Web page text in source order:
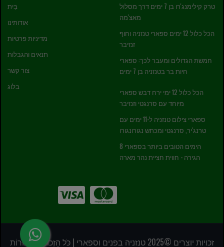
בַּיִת
אודותינו
מדיניות פרטיות
תנאים והגבלות
צור קשר
בלוג
טרק קילימנג'רו בן 7 ימים דרך מסלול
מאצ'מה
הכל כלול 12 ימים ספארי טנזניה וחוף
זנזיבר
חמשת הגדולים ומעבר לכך: ספארי
חיות בר בטנזניה בן 7 ימים
הכל כלול 12 ימי ירח דבש ספארי
מיוחד עם סרנגטי וזנזיבר
ספארי צילום טנזניה ל-11 ימים עם
טרנג'יר, סרנגטי ומכתש נגורונגורו
8 הימים הטובים ביותר בספארי
הגירה - חווית חציית נהר מארה
זכויות יוצרים ©2025 טנזניה בפנים וספארי | כֹּל הַזְכוּיוֹת שְׁמוּרוֹת